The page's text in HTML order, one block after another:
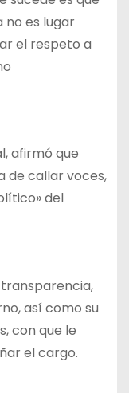
no es lugar
el respeto a
afirmó que
de callar voces,
del
así como su
con que le
el cargo.